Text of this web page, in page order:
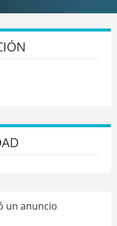
un anuncio